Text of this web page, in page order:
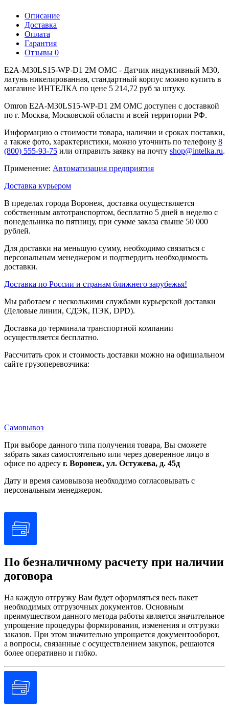
Описание
Доставка
Оплата
Гарантия
Отзывы 0
E2A-M30LS15-WP-D1 2M OMC - Датчик индуктивный M30,
латунь никелированная, стандартный корпус можно купить в
магазине ИНТЕЛКА по цене 5 214,72 руб за штуку.
Omron E2A-M30LS15-WP-D1 2M OMC доступен с доставкой
по г. Москва, Московской области и всей территории РФ.
Информацию о стоимости товара, наличии и сроках поставки,
а также фото, характеристики, можно уточнить по телефону 8
(800) 555-93-75 или отправить заявку на почту shop@intelka.ru.
Применение: Автоматизация предприятия
Доставка курьером
В пределах города Воронеж, доставка осуществляется
собственным автотранспортом, бесплатно 5 дней в неделю с
понедельника по пятницу, при сумме заказа свыше 50 000
рублей.
Для доставки на меньшую сумму, необходимо связаться с
персональным менеджером и подтвердить необходимость
доставки.
Доставка по России и странам ближнего зарубежья!
Мы работаем с несколькими службами курьерской доставки
(Деловые линии, СДЭК, ПЭК, DPD).
Доставка до терминала транспортной компании
осуществляется бесплатно.
Рассчитать срок и стоимость доставки можно на официальном
сайте грузоперевозчика:
Самовывоз
При выборе данного типа получения товара, Вы сможете
забрать заказ самостоятельно или через доверенное лицо в
офисе по адресу г. Воронеж, ул. Остужева, д. 45д
Дату и время самовывоза необходимо согласовывать с
персональным менеджером.
По безналичному расчету при наличии
договора
На каждую отгрузку Вам будет оформляться весь пакет
необходимых отгрузочных документов. Основным
преимуществом данного метода работы является значительное
упрощение процедуры формирования, изменения и отгрузки
заказов. При этом значительно упрощается документооборот,
а вопросы, связанные с осуществлением закупок, решаются
более оперативно и гибко.